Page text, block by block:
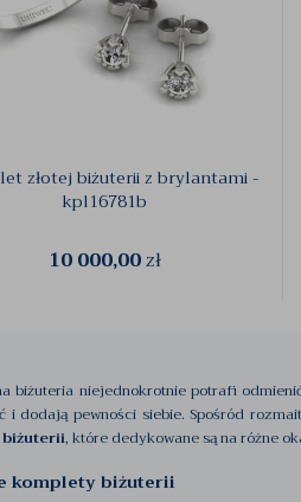
złotej biżuterii z brylantami -
kpl16781b
10 000,00zł
biżuteria niejednokrotnie potrafi
i dodają pewności siebie. Spośród
biżuterii, które dedykowane są na różne
komplety biżuterii